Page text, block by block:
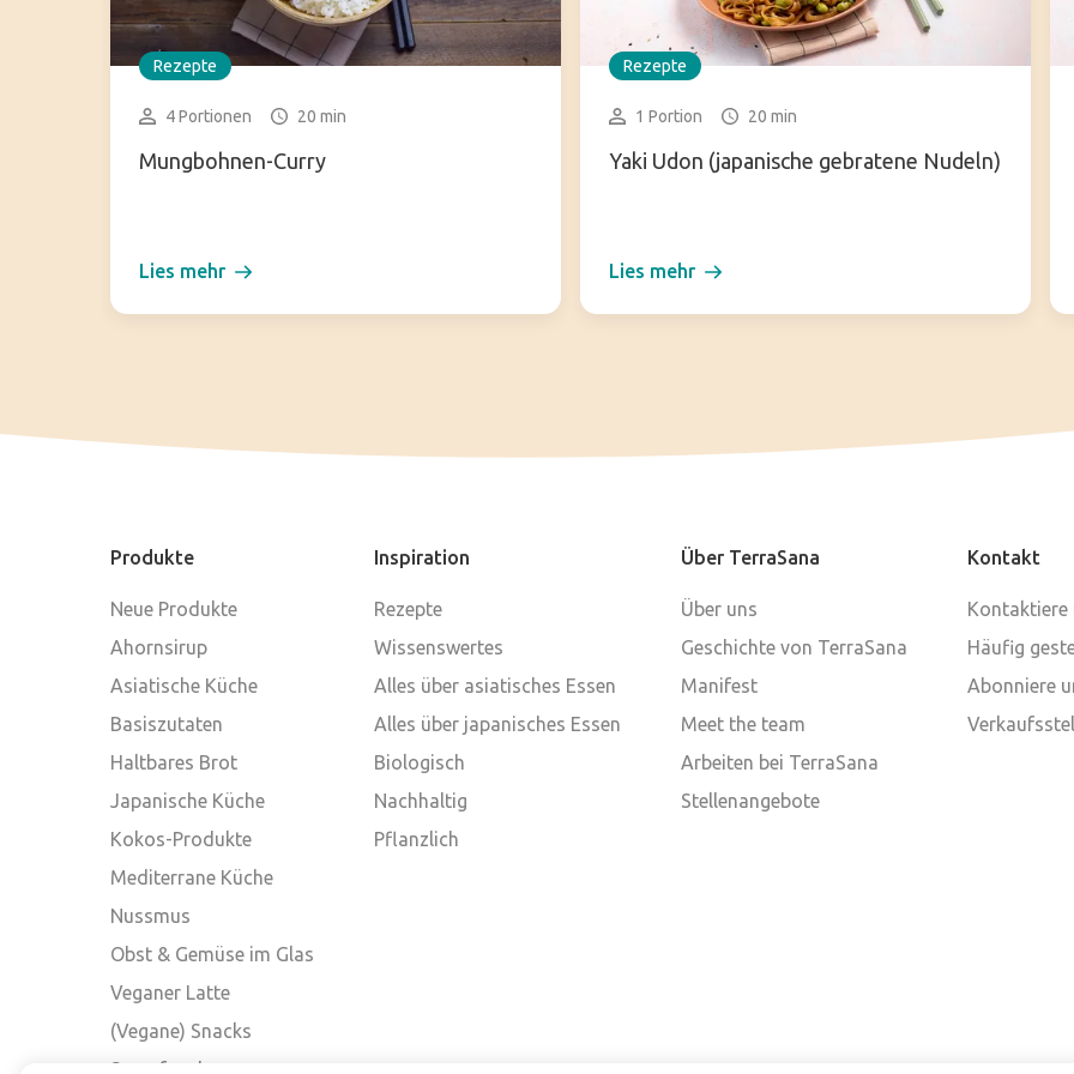
Rezepte
4 Portionen 20 min
Mungbohnen-Curry
Lies mehr
Rezepte
1 Portion 20 min
Yaki Udon (japanische gebratene Nudeln)
Lies mehr
Produkte
Neue Produkte
Ahornsirup
Asiatische Küche
Basiszutaten
Haltbares Brot
Japanische Küche
Kokos-Produkte
Mediterrane Küche
Nussmus
Obst & Gemüse im Glas
Veganer Latte
(Vegane) Snacks
Superfood
Inspiration
Rezepte
Wissenswertes
Alles über asiatisches Essen
Alles über japanisches Essen
Biologisch
Nachhaltig
Pflanzlich
Über TerraSana
Über uns
Geschichte von TerraSana
Manifest
Meet the team
Arbeiten bei TerraSana
Stellenangebote
Kontakt
Kontaktiere
Häufig
Abonniere